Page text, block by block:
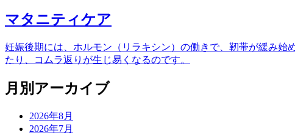
マタニティケア
妊娠後期には、ホルモン（リラキシン）の働きで、靭帯が緩み
たり、コムラ返りが生じ易くなるのです。
月別アーカイブ
2026年8月
2026年7月